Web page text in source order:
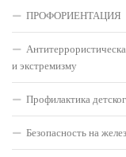
ПРОФОРИЕНТАЦИЯ
и экстремизму
Профилактика
Безопасность на